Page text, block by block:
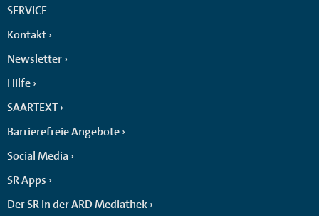
SERVICE
Kontakt
Newsletter
Hilfe
SAARTEXT
Barrierefreie Angebote
Social Media
SR Apps
Der SR in der ARD Mediathek